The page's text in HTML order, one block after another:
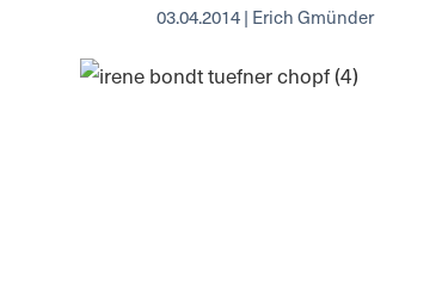
03.04.2014 | Erich Gmünder